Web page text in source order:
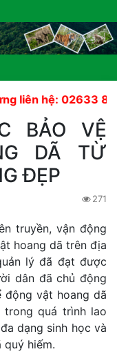
02633 822 441
BẢO VỆ
DÃ TỪ
ĐẸP
271
truyền, vận động
hoang dã trên địa
lý đã đạt được
dân đã chủ động
vật hoang dã
quá trình lao
dạng sinh học và
hiếm.